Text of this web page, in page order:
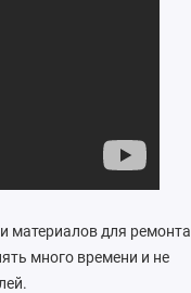
материалов для ремонта
много времени и не